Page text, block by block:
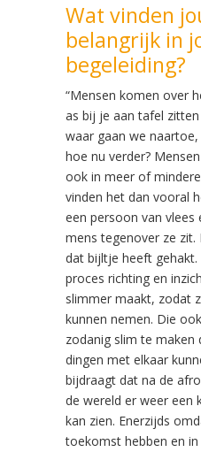
Wat vinden
belangrijk in
begeleiding?
“Mensen komen over
as bij je aan tafel
waar gaan we
hoe nu verder?
ook in meer of
vinden het dan vooral
een persoon van vlees
mens tegenover ze
dat bijltje heeft
proces richting en
slimmer maakt, zodat
kunnen nemen. Die
zodanig slim te maken
dingen met elkaar
bijdraagt dat na de
de wereld er weer een
kan zien. Enerzijds
toekomst hebben en